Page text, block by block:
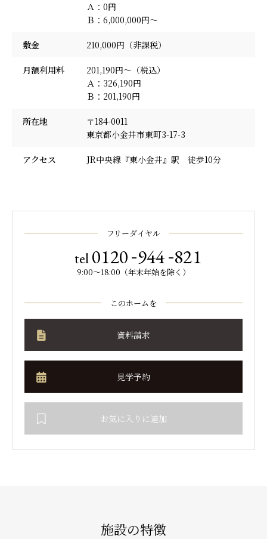
Ａ：0円
Ｂ：6,000,000円～
敷金 210,000円（非課税）
月額利用料
201,190円〜（税込）
Ａ：326,190円
Ｂ：201,190円
所在地
〒184-0011
東京都小金井市東町3-17-3
アクセス JR中央線『東小金井』駅 徒歩10分
フリーダイヤル
tel0120-944-821
9:00～18:00（年末年始を除く）
このホームを
資料請求
見学予約
お気に入りに追加
施設の特徴